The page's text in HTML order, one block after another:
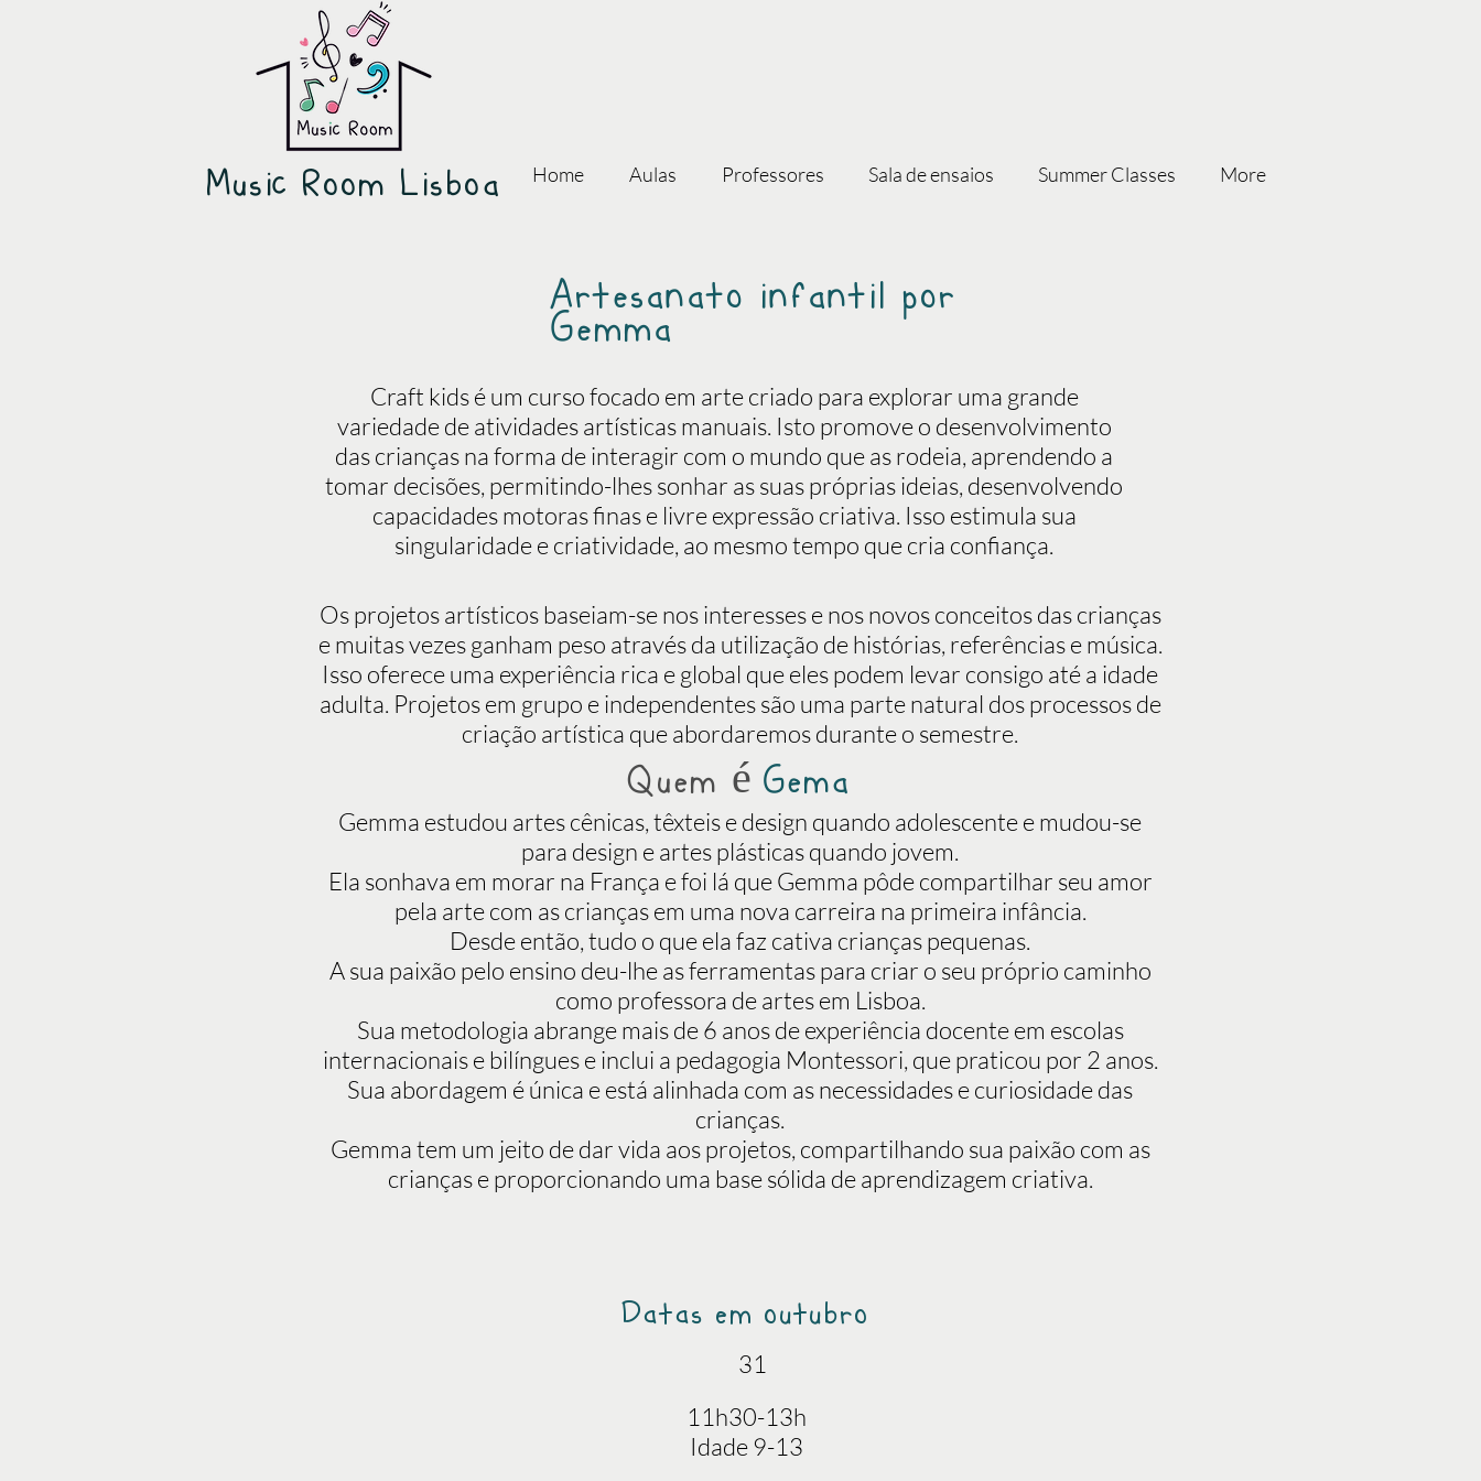
Music Room Lisboa Home Aulas Professores Sala de ensaios Summer Classes More
Artesanato infantil por
Gemma
Craft kids é um curso focado em arte criado para explorar uma grande
variedade de atividades artísticas manuais. Isto promove o desenvolvimento
das crianças na forma de interagir com o mundo que as rodeia, aprendendo a
tomar decisões, permitindo-lhes sonhar as suas próprias ideias, desenvolvendo
capacidades motoras finas e livre expressão criativa. Isso estimula sua
singularidade e criatividade, ao mesmo tempo que cria confiança.
Os projetos artísticos baseiam-se nos interesses e nos novos conceitos das crianças
e muitas vezes ganham peso através da utilização de histórias, referências e música.
Isso oferece uma experiência rica e global que eles podem levar consigo até a idade
adulta. Projetos em grupo e independentes são uma parte natural dos processos de
criação artística que abordaremos durante o semestre.
Quem éGema
Gemma estudou artes cênicas, têxteis e design quando adolescente e mudou-se
para design e artes plásticas quando jovem.
Ela sonhava em morar na França e foi lá que Gemma pôde compartilhar seu amor
pela arte com as crianças em uma nova carreira na primeira infância.
Desde então, tudo o que ela faz cativa crianças pequenas.
A sua paixão pelo ensino deu-lhe as ferramentas para criar o seu próprio caminho
como professora de artes em Lisboa.
Sua metodologia abrange mais de 6 anos de experiência docente em escolas
internacionais e bilíngues e inclui a pedagogia Montessori, que praticou por 2 anos.
Sua abordagem é única e está alinhada com as necessidades e curiosidade das
crianças.
Gemma tem um jeito de dar vida aos projetos, compartilhando sua paixão com as
crianças e proporcionando uma base sólida de aprendizagem criativa.
Datas em outubro
31
11h30-13h
Idade 9-13